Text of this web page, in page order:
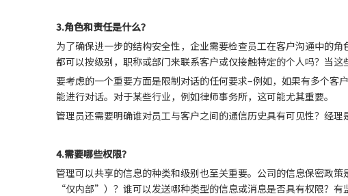
3.角色和责任是什么？
为了确保进一步的结构安全性，企业需要检查员工在客户沟通中的
都可以按级别，职称或部门来联系客户或仅接触特定的个人吗？当
要考虑的一个重要方面是限制对话的任何要求–例如，如果有多个
能进行对话。对于某些行业，例如律师事务所，这可能尤其重要。
管理员还需要明确谁对员工与客户之间的通信历史具有可见性？经
4.需要哪些权限？
管理可以共享的信息的种类和级别也至关重要。公司的信息保密政
“仅内部”）？谁可以发送哪种类型的信息或消息是否具有权限？有